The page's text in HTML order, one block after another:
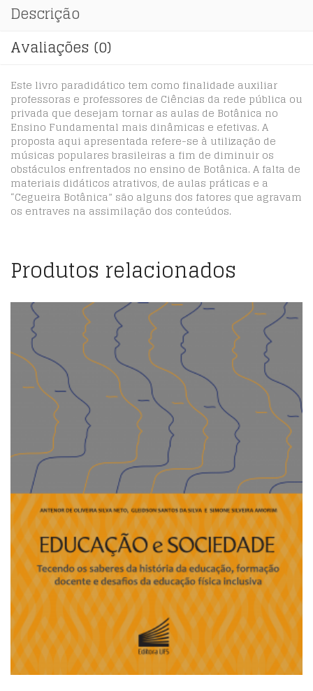
Descrição
Avaliações (0)
Este livro paradidático tem como finalidade auxiliar
professoras e professores de Ciências da rede pública ou
privada que desejam tornar as aulas de Botânica no
Ensino Fundamental mais dinâmicas e efetivas. A
proposta aqui apresentada refere-se à utilização de
músicas populares brasileiras a fim de diminuir os
obstáculos enfrentados no ensino de Botânica. A falta de
materiais didáticos atrativos, de aulas práticas e a
“Cegueira Botânica” são alguns dos fatores que agravam
os entraves na assimilação dos conteúdos.
Produtos relacionados